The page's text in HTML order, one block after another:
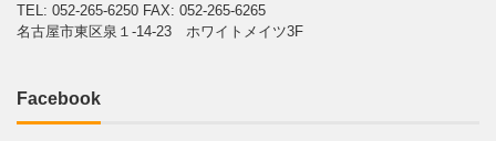
TEL: 052-265-6250 FAX: 052-265-6265
名古屋市東区泉１-14-23 ホワイトメイツ3F
Facebook